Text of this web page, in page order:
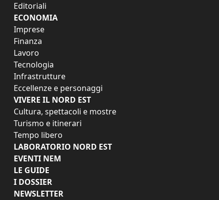
Editoriali
ECONOMIA
Imprese
Finanza
Lavoro
Tecnologia
Infrastrutture
Eccellenze e personaggi
VIVERE IL NORD EST
Cultura, spettacoli e mostre
Turismo e itinerari
Tempo libero
LABORATORIO NORD EST
EVENTI NEM
LE GUIDE
I DOSSIER
NEWSLETTER